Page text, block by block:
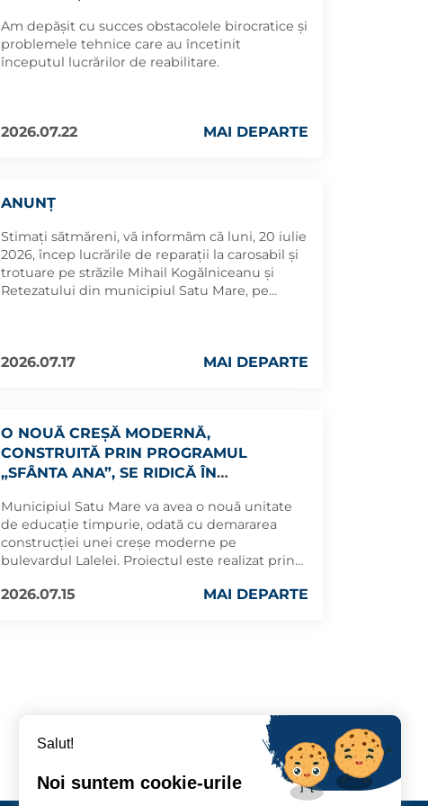
Am depășit cu succes obstacolele birocratice și
problemele tehnice care au încetinit
începutul lucrărilor de reabilitare.
2026.07.22 MAI DEPARTE
ANUNȚ
Stimați sătmăreni, vă informăm că luni, 20 iulie
2026, încep lucrările de reparații la carosabil și
trotuare pe străzile Mihail Kogălniceanu și
Retezatului din municipiul Satu Mare, pe
2026.07.17 MAI DEPARTE
O NOUĂ CREȘĂ MODERNĂ,
CONSTRUITĂ PRIN PROGRAMUL
„SFÂNTA ANA”, SE RIDICĂ ÎN
Municipiul Satu Mare va avea o nouă unitate
de educație timpurie, odată cu demararea
construcției unei creșe moderne pe
bulevardul Lalelei. Proiectul este realizat prin
derulat de Ministerul Dezvoltării, Lucrărilor
2026.07.15 MAI DEPARTE
Salut!
Noi suntem cookie-urile